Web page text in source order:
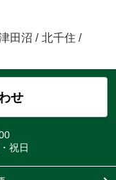
田沼 / 北千住 /
せ
祝日